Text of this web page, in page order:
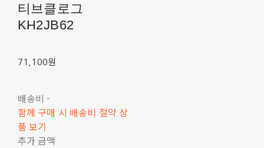
티브클로그
KH2JB62
71,100원
배송비 -
함께 구매 시 배송비 절약 상
품 보기
추가 금액